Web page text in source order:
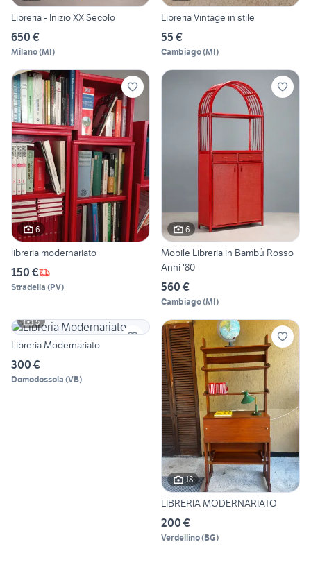
Libreria - Inizio XX Secolo
650 €
Milano(MI)
Libreria Vintage in stile
55 €
Cambiago(MI)
6
libreria modernariato
150 €
Stradella (PV)
6
Mobile Libreria in Bambù Rosso
Anni '80
560 €
Cambiago(MI)
5
Libreria Modernariato
300 €
Domodossola (VB)
18
LIBRERIA MODERNARIATO
200 €
Verdellino(BG)